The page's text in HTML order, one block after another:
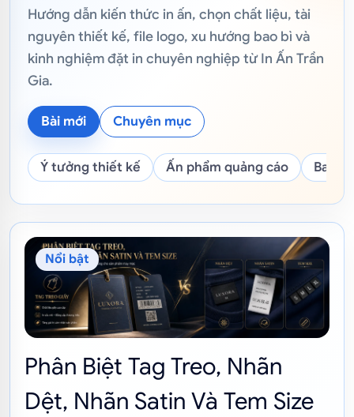
Hướng dẫn kiến thức in ấn, chọn chất liệu, tài
nguyên thiết kế, file logo, xu hướng bao bì và
kinh nghiệm đặt in chuyên nghiệp từ In Ấn Trần
Gia.
Bài mới Chuyên mục
Ý tưởng thiết kế Ấn phẩm quảng cáo Bao
Bài viết nổi bật về kiến thức in ấn
Nổi bật
Phân Biệt Tag Treo, Nhãn
Dệt, Nhãn Satin Và Tem Size